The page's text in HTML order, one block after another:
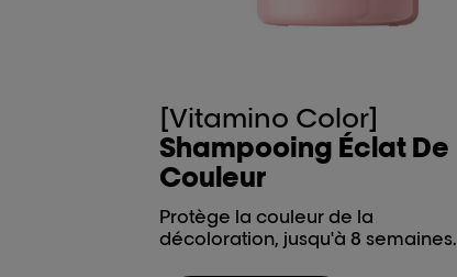
[Vitamino Color]
Shampooing Éclat De
Couleur
Protège la couleur de la
décoloration, jusqu'à 8 semaines.